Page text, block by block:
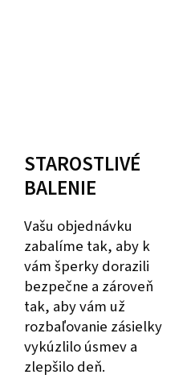
STAROSTLIVÉ
BALENIE
Vašu objednávku
zabalíme tak, aby k
vám šperky dorazili
bezpečne a zároveň
tak, aby vám už
rozbaľovanie zásielky
vykúzlilo úsmev a
zlepšilo deň.